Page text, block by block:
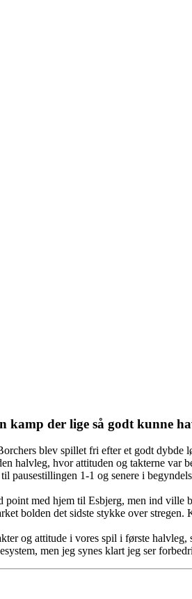
kamp der lige så godt kunne
blev spillet fri efter et godt dybde
halvleg, hvor attituden og takterne var
1-1 og senere i
med hjem til Esbjerg, men ind ville
bolden det sidste stykke over
og attitude i vores spil i første
men jeg synes klart jeg ser